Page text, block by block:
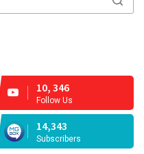
10, 346
Follow Us
14,343
Subscribers